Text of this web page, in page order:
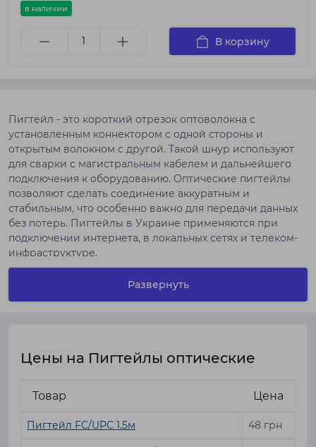
в наличии
В корзину
Пигтейл - это короткий отрезок оптоволокна с
установленным коннектором с одной стороны и
открытым волокном с другой. Такой шнур используют
для сварки с магистральным кабелем и дальнейшего
подключения к оборудованию. Оптические пигтейлы
позволяют сделать соединение аккуратным и
стабильным, что особенно важно для передачи данных
без потерь. Пигтейлы в Украине применяются при
подключении интернета, в локальных сетях и телеком-
инфраструктуре.
Пигтейлы оптические в
интернет-магазине Монблан
профессиональных сетей. В ассортименте есть как
стандартные решения, так и более
характеристиками.
Пигтейл кабель отличается тем, что уже подготовлен к
Развернуть
Цены на Пигтейлы оптические
Товар Цена
Пигтейл FC/UPC 1.5м 48 грн